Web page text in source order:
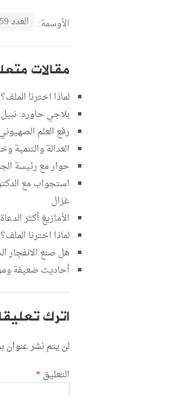
الأوسمة: العدد 059
مقالات
لماذا اخترنا الملف؟
بلاجي حاوره:
رفع العلم
العدالة
حوار مع رئيسة
استجواب مع
غزال
الأمازيغ أكثر
لماذا اخترنا الملف؟
هل صنع الانفجار
أحاديث ضعيفة
اترك
لن يتم نشر عنوان
التعليق *